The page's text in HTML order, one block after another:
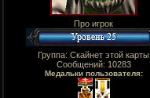
Про игрок
Группа: Скайнет этой карты
Сообщений: 10283
Медальки пользователя: